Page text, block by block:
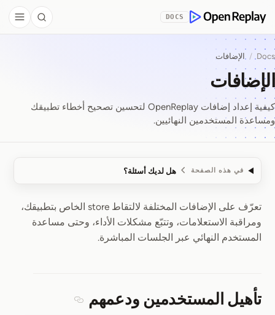
OpenReplay
DOCS
Search
Docs
/ الإضافات
الإضافات
كيفية إعداد إضافات OpenReplay لتحسين تصحيح أخطاء تطبيقك
ومساعدة المستخدمين النهائيين.
في هذه الصفحة هل لديك أسئلة؟
الإضافات
تعرّف على الإضافات المختلفة لالتقاط store الخاص بتطبيقك،
ومراقبة الاستعلامات، وتتبّع مشكلات الأداء، وحتى مساعدة
المستخدم النهائي عبر الجلسات المباشرة.
تأهيل المستخدمين ودعمهم